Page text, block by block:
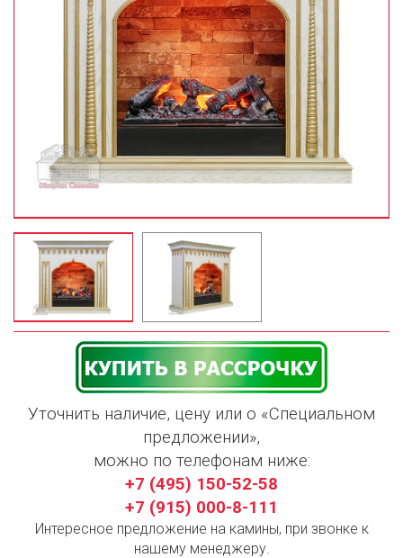
Уточнить наличие, цену или о «Специальном
предложении»,
можно по телефонам ниже:
+7 (495) 150-52-58
+7 (915) 000-8-111
Интересное предложение на камины, при звонке к
нашему менеджеру.